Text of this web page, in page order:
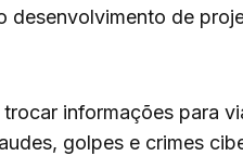
desenvolvimento de
informações para
golpes e crimes